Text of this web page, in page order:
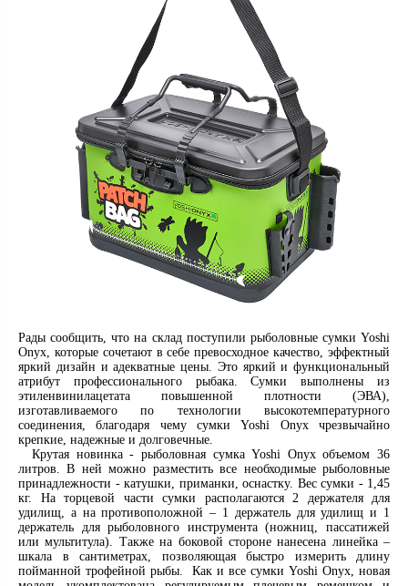
Рады сообщить, что на склад поступили рыболовные сумки Yoshi
Onyx, которые сочетают в себе превосходное качество, эффектный
яркий дизайн и адекватные цены. Это яркий и функциональный
атрибут профессионального рыбака. Сумки выполнены из
этиленвинилацетата повышенной плотности (ЭВА),
изготавливаемого по технологии высокотемпературного
соединения, благодаря чему сумки Yoshi Onyx чрезвычайно
крепкие, надежные и долговечные.
Крутая новинка - рыболовная сумка Yoshi Onyx объемом 36
литров. В ней можно разместить все необходимые рыболовные
принадлежности - катушки, приманки, оснастку. Вес сумки - 1,45
кг. На торцевой части сумки располагаются 2 держателя для
удилищ, а на противоположной – 1 держатель для удилищ и 1
держатель для рыболовного инструмента (ножниц, пассатижей
или мультитула). Также на боковой стороне нанесена линейка –
шкала в сантиметрах, позволяющая быстро измерить длину
пойманной трофейной рыбы. Как и все сумки Yoshi Onyx, новая